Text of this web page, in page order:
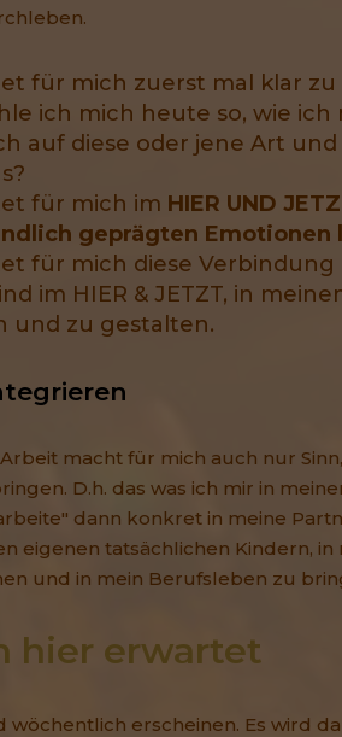
für mich zuerst mal klar
ich mich heute so, wie ich
auf diese oder jene Art und
für mich im HIER UND
geprägten Emotionen
für mich diese
im HIER & JETZT, in
und zu gestalten.
macht für mich auch nur
D.h. das was ich mir in
dann konkret in meine
eigenen tatsächlichen Kindern,
und in mein Berufsleben zu
hier erwartet
wöchentlich erscheinen. Es wird